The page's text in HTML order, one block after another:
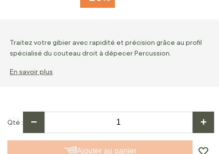
Traitez votre gibier avec rapidité et précision grâce au profil
spécialisé du couteau droit à dépecer Percussion.
En savoir plus
Qté − +
Ajouter au panier